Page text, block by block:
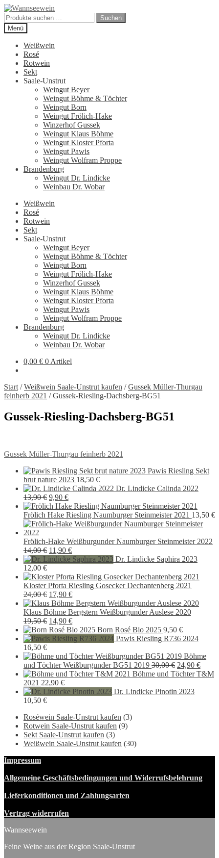
Zur
Navigation
springen
Zum
Inhalt
springen
Suchen
nach:
Suchen
Menü
Weißwein
Rosé
Rotwein
Sekt
Saale-Unstrut
Weingut Beyer
Weingut Böhme & Töchter
Weingut Born
Weingut Frölich-Hake
Winzerhof Gussek
Weingut Klaus Böhme
Weingut Kloster Pforta
Weingut Pawis
Weingut Wolfram Proppe
Brandenburg
Weingut Dr. Lindicke
Weinbau Dr. Wobar
Weißwein
Rosé
Rotwein
Sekt
Saale-Unstrut
Weingut Beyer
Weingut Böhme & Töchter
Weingut Born
Weingut Frölich-Hake
Winzerhof Gussek
Weingut Klaus Böhme
Weingut Kloster Pforta
Weingut Pawis
Weingut Wolfram Proppe
Brandenburg
Weingut Dr. Lindicke
Weinbau Dr. Wobar
0,00 € 0 Artikel
Start /Weißwein Saale-Unstrut kaufen /Gussek Müller-Thurgau
feinherb 2021 /Gussek-Riesling-Dachsberg-BG51
Gussek-Riesling-Dachsberg-BG51
Beitragsnavigation
Vorheriger
Gussek Müller-Thurgau feinherb 2021
Pawis Riesling Sekt
brut nature 2023 18,50 €
Dr. Lindicke Calinda 2022
13,90€ Ursprünglicher
Preis
war:
13,90 €
9,90 €Aktueller
Preis
ist:
9,90 €.
Frölich Hake Riesling Naumburger Steinmeister 2021 13,50 €
Frölich-Hake Weißburgunder Naumburger Steinmeister 2022
14,00€ Ursprünglicher
Preis
14,00 €
11,90 €Aktueller
Preis
11,90 €.
Dr. Lindicke Saphira 2023
12,00 €
Kloster Pforta Riesling Gosecker Dechantenberg 2021
24,00€ Ursprünglicher
Preis
war:
24,00 €
17,90 €Aktueller
Preis
ist:
17,90 €.
Klaus Böhme Bergstern Weißburgunder Auslese 2020
19,50€ Ursprünglicher
Preis
war:
14,90 €Aktueller
Preis
ist:
Born Rosé Bio 2025 9,50 €
Pawis Riesling R736 2024
16,50 €
Böhme
und Töchter Weißburgunder BG51 2019 30,00€
Preis
30,00 €
24,90 €
Preis
Böhme und Töchter T&M
2021 22,90 €
Dr. Lindicke Pinotin 2023
10,50 €
Roséwein Saale-Unstrut kaufen (3)
Rotwein Saale-Unstrut kaufen (9)
Sekt Saale-Unstrut kaufen (3)
Weißwein Saale-Unstrut kaufen (30)
Impressum
Allgemeine Geschäftsbedingungen und Widerrufsbelehrung
Lieferkonditionen und Zahlungsarten
Vertrag widerrufen
Wannseewein
Feine Weine aus der Region Saale-Unstrut